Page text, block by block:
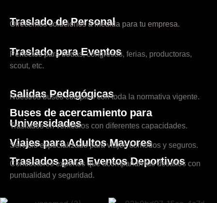
Traslado de Personal
Ofrecemos soluciones a medida para tu empresa.
Traslado para Eventos
Perfectos para bodas, congresos, ferias, productoras,
scout, etc.
Salidas Pedagógicas
Nuestros buses cumplen con toda la normativa vigente.
Buses de acercamiento para
Universidades
Traslados en vehículos con diferentes capacidades.
Viajes para Adultos Mayores
Servicio especializado para viajes cómodos y seguros.
Traslados para Eventos Deportivos
Conductores expertos que acompañan tus desafíos con
puntualidad y seguridad.